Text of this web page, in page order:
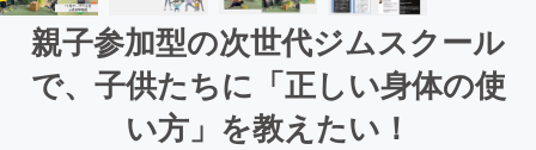
親子参加型の次世代ジムスクール
で、子供たちに「正しい身体の使
い方」を教えたい！